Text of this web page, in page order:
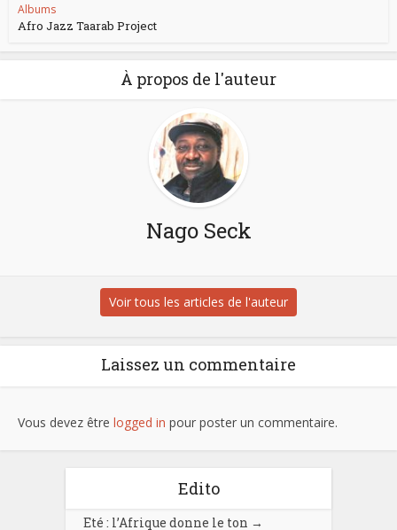
Albums
Afro Jazz Taarab Project
À propos de l'auteur
Nago Seck
Voir tous les articles de l'auteur
Laissez un commentaire
Vous devez être logged in pour poster un commentaire.
Edito
Eté : l’Afrique donne le ton →